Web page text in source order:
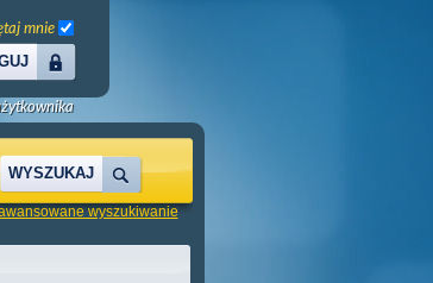
mnie
WYSZUKAJ
wyszukiwanie